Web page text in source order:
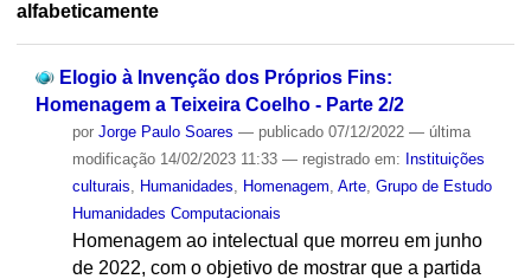
alfabeticamente
Elogio à Invenção dos Próprios Fins:
Homenagem a Teixeira Coelho - Parte 2/2
por Jorge Paulo Soares — publicado07/12/2022 — última
modificação14/02/2023 11:33 — registrado em: Instituições
culturais
Humanidades Homenagem Arte, Grupo de Estudo
Humanidades Computacionais
Homenagem ao intelectual que morreu em junho
de 2022, com o objetivo de mostrar que a partida